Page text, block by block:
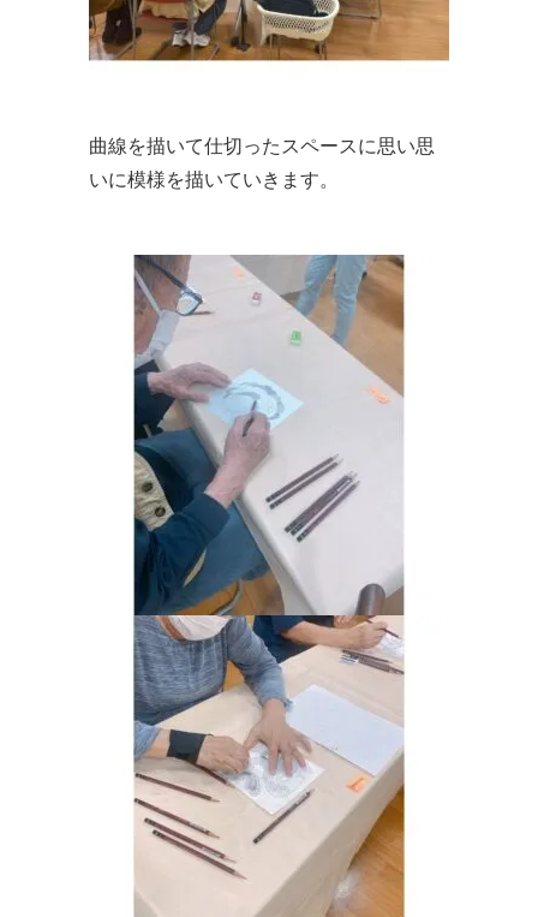
曲線を描いて仕切ったスペースに思い思
いに模様を描いていきます。